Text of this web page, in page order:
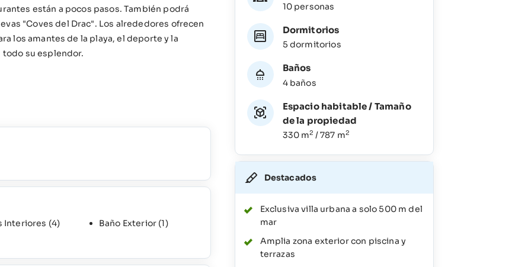
están a pocos pasos. También podrá
"Coves del Drac". Los alrededores ofrecen
los amantes de la playa, el deporte y la
todo su esplendor.
10 personas
Dormitorios
5 dormitorios
Baños
4 baños
Espacio habitable / Tamaño
de la propiedad
330 m2 / 787 m2
Destacados
Exclusiva villa urbana a solo 500 m del
mar
Amplia zona exterior con piscina y
terrazas
Interiores (4) Baño Exterior (1)